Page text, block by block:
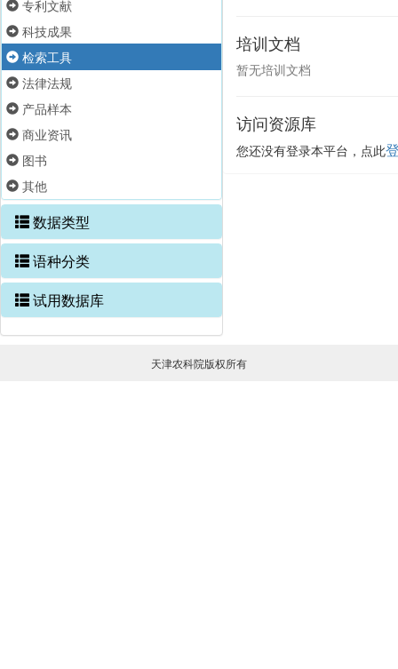
专利文献
科技成果
检索工具
法律法规
产品样本
商业资讯
图书
其他
数据类型
语种分类
试用数据库
培训文档
暂无培训文档
访问资源库
您还没有登录本平台，点此
天津农科院版权所有